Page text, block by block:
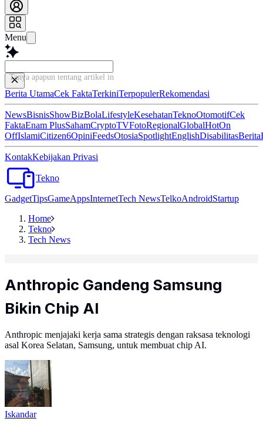
Menu
Tanya apapun tentang artikel ini...
Berita UtamaCek FaktaTerkiniTerpopulerRekomendasi
NewsBisnisShowBizBolaLifestyleKesehatanTeknoOtomotifCek
FaktaEnam PlusSahamCryptoTVFotoRegionalGlobalHotOn
OffIslamiCitizen6OpiniFeedsOtosiaSpotlightEnglishDisabilitasBerita
KontakKebijakan Privasi
Tekno
GadgetTipsGameAppsInternetTech NewsTelkoAndroidStartup
Home
Tekno
Tech News
Anthropic Gandeng Samsung
Bikin Chip AI
Anthropic menjajaki kerja sama strategis dengan raksasa teknologi
asal Korea Selatan, Samsung, untuk membuat chip AI.
Iskandar